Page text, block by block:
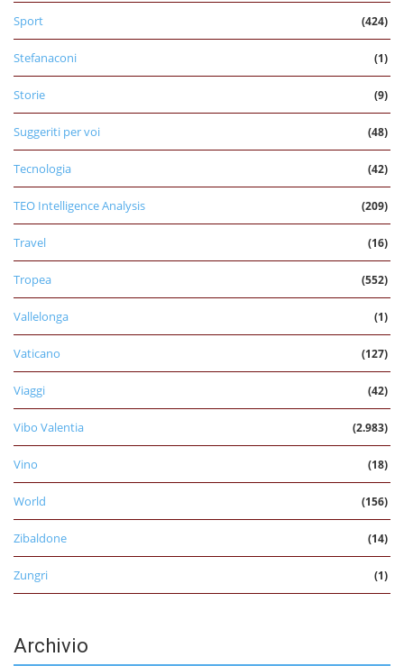
Sport (424)
Stefanaconi (1)
Storie (9)
Suggeriti per voi (48)
Tecnologia (42)
TEO Intelligence Analysis (209)
Travel (16)
Tropea (552)
Vallelonga (1)
Vaticano (127)
Viaggi (42)
Vibo Valentia (2.983)
Vino (18)
World (156)
Zibaldone (14)
Zungri (1)
Archivio